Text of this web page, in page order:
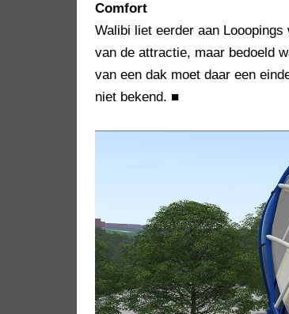
Comfort
Walibi liet eerder aan
van de attractie, maar bedoeld
van een dak moet daar een
niet bekend. ■